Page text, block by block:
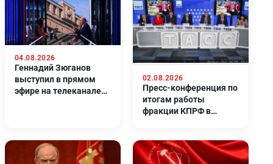
04.08.2026
Геннадий Зюганов
выступил в прямом
эфире на телеканале
02.08.2026
Пресс-конференция по
итогам работы
фракции КПРФ в